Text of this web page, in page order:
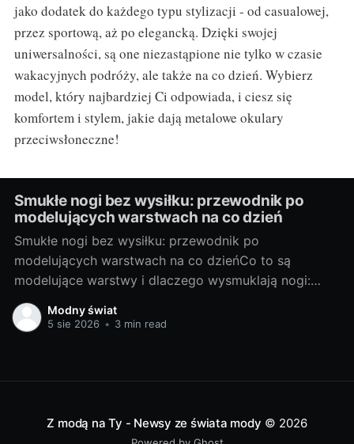
jako dodatek do każdego typu stylizacji - od casualowej,
przez sportową, aż po elegancką. Dzięki swojej
uniwersalności, są one niezastąpione nie tylko w czasie
wakacyjnych podróży, ale także na co dzień. Wybierz
model, który najbardziej Ci odpowiada, i ciesz się
komfortem i stylem, jakie dają metalowe okulary
przeciwsłoneczne!
Smukłe nogi bez wysiłku: przewodnik po
modelujących warstwach na co dzień
Smukłe nogi bez wysiłku: przewodnik po
modelujących warstwach na co dzieńCo to są
modelujące warstwy i dlaczego wysmuklają nogi:
podstawy, rodzaje, na co zwrócić uwagęModelujące
warstwy to sprytne elementy garderoby, które
subtelnie kształtują sylwetkę. Działają optycznie
Modny świat
5 sie 2026 • 3 min read
Z modą na Ty - Newsy ze świata mody © 2026